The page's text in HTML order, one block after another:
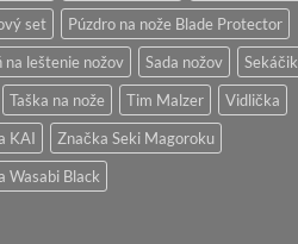
set
Púzdro na nože Blade Protector
na leštenie nožov
Sada nožov
Sekáčik
Taška na nože Tim Malzer
Vidlička
KAI
Značka Seki Magoroku
Wasabi Black